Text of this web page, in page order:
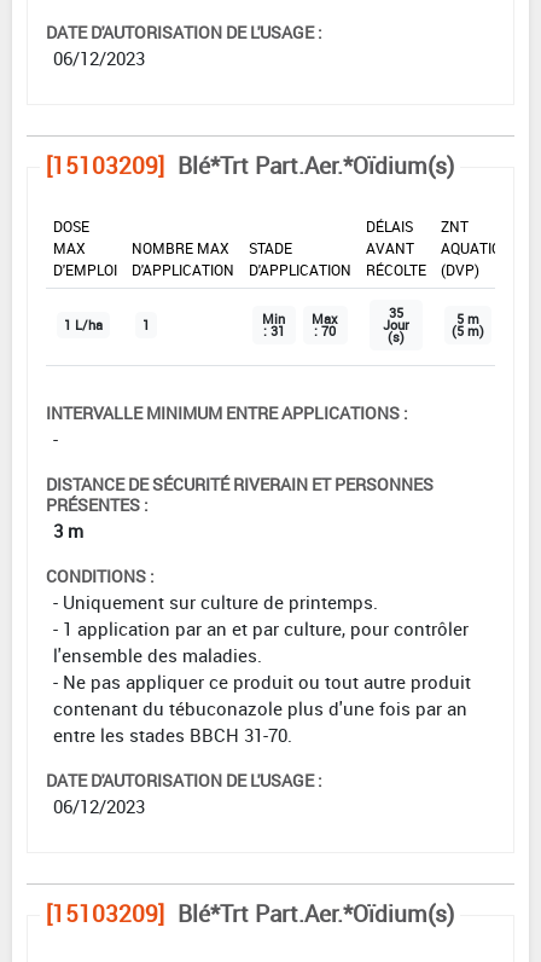
DATE D'AUTORISATION DE L'USAGE :
06/12/2023
[15103209] Blé*Trt Part.Aer.*Oïdium(s)
DOSE
MAX
D'EMPLOI
NOMBRE MAX
D'APPLICATION
STADE
D'APPLICATION
DÉLAIS
AVANT
RÉCOLTE
ZNT
AQUATIQUE
(DVP)
1 L/ha 1 Min
: 31
Max
: 70
35
Jour
(s)
5 m
(5 m)
INTERVALLE MINIMUM ENTRE APPLICATIONS :
-
DISTANCE DE SÉCURITÉ RIVERAIN ET PERSONNES
PRÉSENTES :
3 m
CONDITIONS :
- Uniquement sur culture de printemps.
- 1 application par an et par culture, pour contrôler
l'ensemble des maladies.
- Ne pas appliquer ce produit ou tout autre produit
contenant du tébuconazole plus d'une fois par an
entre les stades BBCH 31-70.
DATE D'AUTORISATION DE L'USAGE :
06/12/2023
[15103209] Blé*Trt Part.Aer.*Oïdium(s)